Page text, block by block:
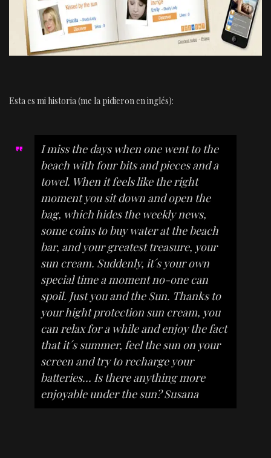
Esta es mi historia (me la pidieron en inglés):
I miss the days when one went to the
beach with four bits and pieces and a
towel. When it feels like the right
moment you sit down and open the
bag, which hides the weekly news,
some coins to buy water at the beach
bar, and your greatest treasure, your
sun cream. Suddenly, it´s your own
special time a moment no-one can
spoil. Just you and the Sun. Thanks to
your hight protection sun cream, you
can relax for a while and enjoy the fact
that it´s summer, feel the sun on your
screen and try to recharge your
batteries… Is there anything more
enjoyable under the sun? Susana